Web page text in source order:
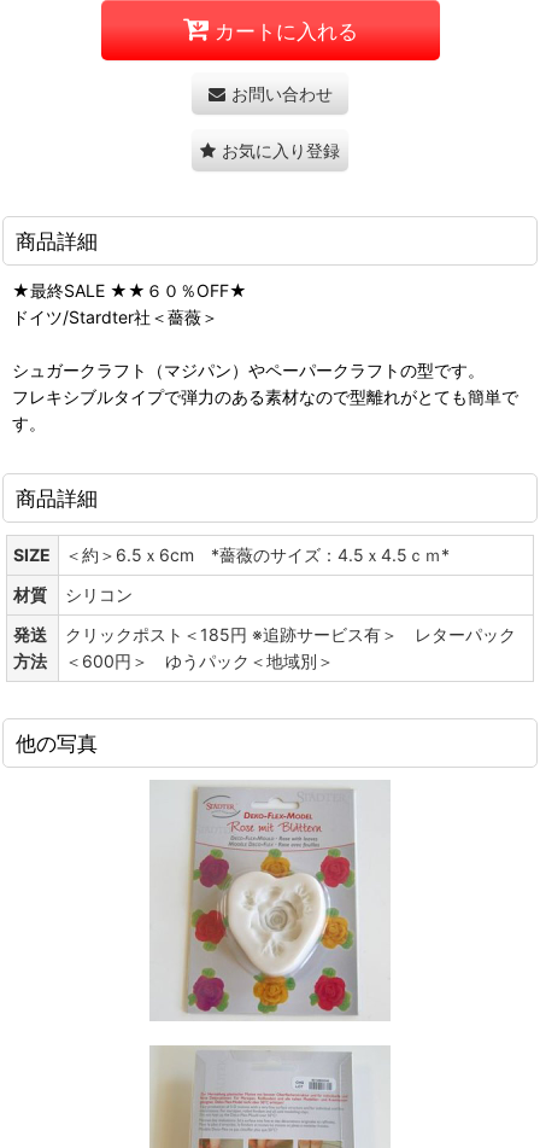
カートに入れる
お問い合わせ
お気に入り登録
商品詳細
★最終SALE ★★６０％OFF★
ドイツ/Stardter社＜薔薇＞
シュガークラフト（マジパン）やペーパークラフトの型です。
フレキシブルタイプで弾力のある素材なので型離れがとても簡単で
す。
商品詳細
SIZE
＜約＞6.5ｘ6cm *薔薇のサイズ：4.5ｘ4.5ｃｍ*
材質
シリコン
発送
方法
クリックポスト＜185円 ※追跡サービス有＞ レターパック
＜600円＞ ゆうパック＜地域別＞
他の写真